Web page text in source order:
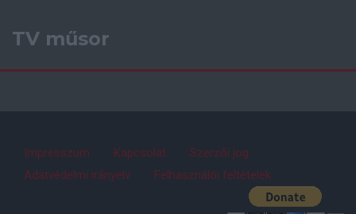
TV műsor
Impresszum Kapcsolat
Szerzői jog
Adatvédelmi irányelv
Felhasználói feltételek